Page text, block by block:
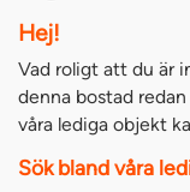
Hej!
Vad roligt att du är
denna bostad
våra lediga objekt
Sök bland våra